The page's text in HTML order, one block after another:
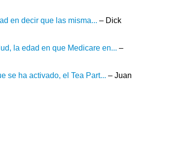
en decir que las misma... – Dick
la edad en que Medicare en... –
se ha activado, el Tea Part... – Juan